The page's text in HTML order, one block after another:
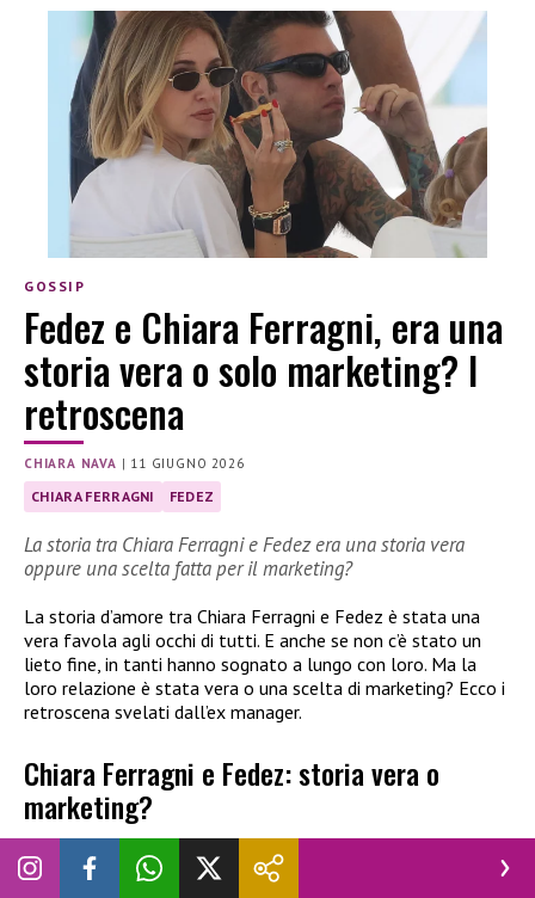
GOSSIP
Fedez e Chiara Ferragni, era una
storia vera o solo marketing? I
retroscena
CHIARA NAVA | 11 GIUGNO 2026
CHIARA FERRAGNI FEDEZ
La storia tra Chiara Ferragni e Fedez era una storia vera
oppure una scelta fatta per il marketing?
La storia d’amore tra Chiara Ferragni e Fedez è stata una
vera favola agli occhi di tutti. E anche se non c’è stato un
lieto fine, in tanti hanno sognato a lungo con loro. Ma la
loro relazione è stata vera o una scelta di marketing? Ecco i
retroscena svelati dall’ex manager.
Chiara Ferragni e Fedez: storia vera o
marketing?
La relazione traChiara Ferragni e
parlare anche a distanza di tempo dalla separazione. Quella